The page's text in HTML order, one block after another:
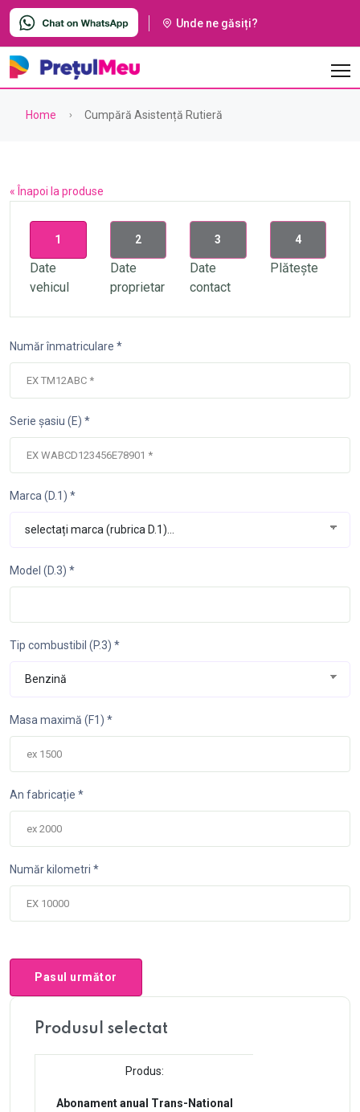
Unde ne găsiți?
Home Cumpără Asistență Rutieră
« Înapoi la produse
1
Date
vehicul
2
Date
proprietar
3
Date
contact
4
Plătește
Număr înmatriculare *
Serie șasiu (E) *
Marca (D.1) *
Model (D.3) *
Tip combustibil (P.3) *
Masa maximă (F1) *
An fabricație *
Număr kilometri *
Pasul următor
Produsul selectat
Produs:
Abonament anual Trans-National